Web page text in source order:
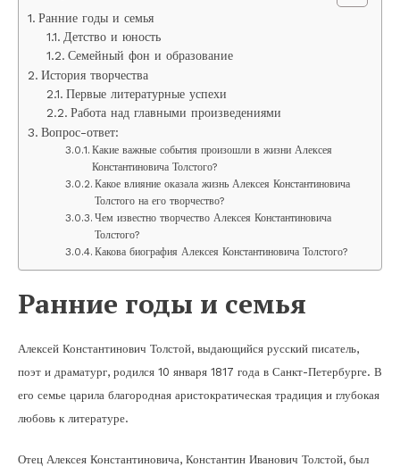
Ранние годы и семья
Детство и юность
Семейный фон и образование
История творчества
Первые литературные успехи
Работа над главными произведениями
Вопрос-ответ:
Какие важные события произошли в жизни Алексея
Константиновича Толстого?
Какое влияние оказала жизнь Алексея Константиновича
Толстого на его творчество?
Чем известно творчество Алексея Константиновича
Толстого?
Какова биография Алексея Константиновича Толстого?
Ранние годы и семья
Алексей Константинович Толстой, выдающийся русский писатель,
поэт и драматург, родился 10 января 1817 года в Санкт-Петербурге. В
его семье царила благородная аристократическая традиция и глубокая
любовь к литературе.
Отец Алексея Константиновича, Константин Иванович Толстой, был